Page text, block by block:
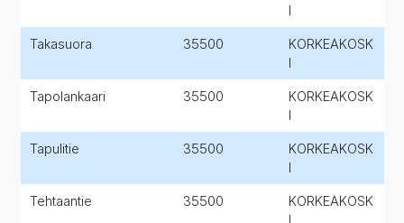
I
Takasuora 35500
KORKEAKOSK
I
Tapolankaari 35500
KORKEAKOSK
I
Tapulitie 35500
KORKEAKOSK
I
Tehtaantie 35500
KORKEAKOSK
I